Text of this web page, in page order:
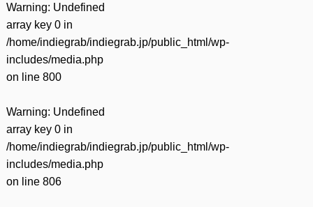
Warning: Undefined
array key 0 in
/home/indiegrab/indiegrab.jp/public_html/wp-
includes/media.php
on line 800
Warning: Undefined
array key 0 in
/home/indiegrab/indiegrab.jp/public_html/wp-
includes/media.php
on line 806